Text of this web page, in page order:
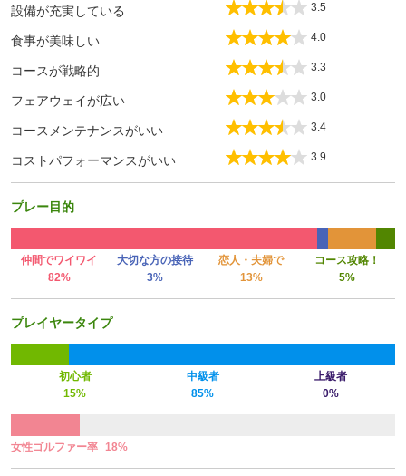
設備が充実している 3.5
食事が美味しい 4.0
コースが戦略的 3.3
フェアウェイが広い 3.0
コースメンテナンスがいい 3.4
コストパフォーマンスがいい 3.9
プレー目的
仲間でワイワイ 大切な方の接待 恋人・夫婦で
コース攻略！
82%
3% 13% 5%
プレイヤータイプ
初心者 中級者
上級者
15%
85% 0%
女性ゴルファー率 18%